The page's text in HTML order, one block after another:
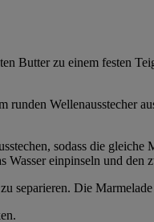
Butter zu einem festen
Wellenausstecher
sodass die
einpinseln und den
Die